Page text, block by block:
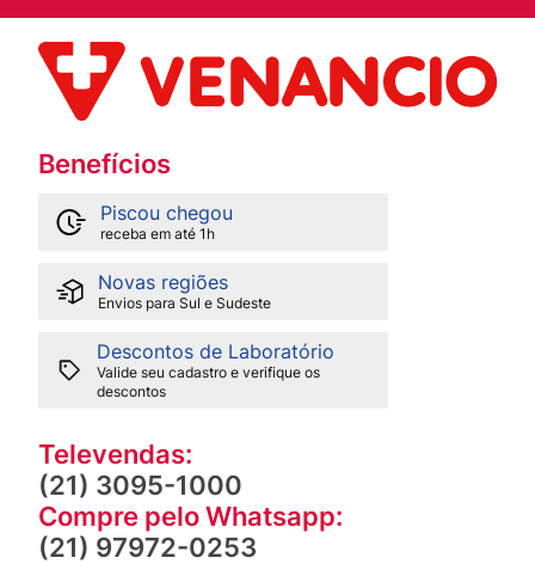
Benefícios
Piscou chegou
receba em até 1h
Novas regiões
Envios para Sul e Sudeste
Descontos de Laboratório
Valide seu cadastro e verifique os
descontos
Televendas:
(21) 3095-1000
Compre pelo Whatsapp:
(21) 97972-0253